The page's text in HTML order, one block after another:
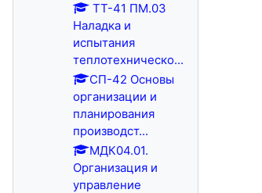
ТТ-41 ПМ.03
Наладка и
испытания
теплотехническо...
СП-42 Основы
организации и
планирования
производст...
МДК04.01.
Организация и
управление